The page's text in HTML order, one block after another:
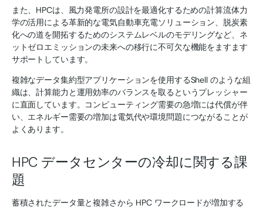
また、HPCは、風力発電所の設計を最適化するための計算流体力
学の活用による革新的な電気自動車充電ソリューション、脱炭素
化への道を開拓するためのシステムレベルのモデリングなど、ネ
ットゼロエミッションの未来への移行に不可欠な機能をますます
サポートしています。
複雑なデータ集約型アプリケーションを使用するShell のような組
織は、計算能力と運用効率のバランスを取るというプレッシャー
に直面しています。コンピューティング需要の急増には代償が伴
い、エネルギー需要の増加は電気代や環境問題につながることが
よくあります。
HPC データセンターの冷却に関する課
題
蓄積されたデータ量と複雑さから HPC ワークロードが増加する